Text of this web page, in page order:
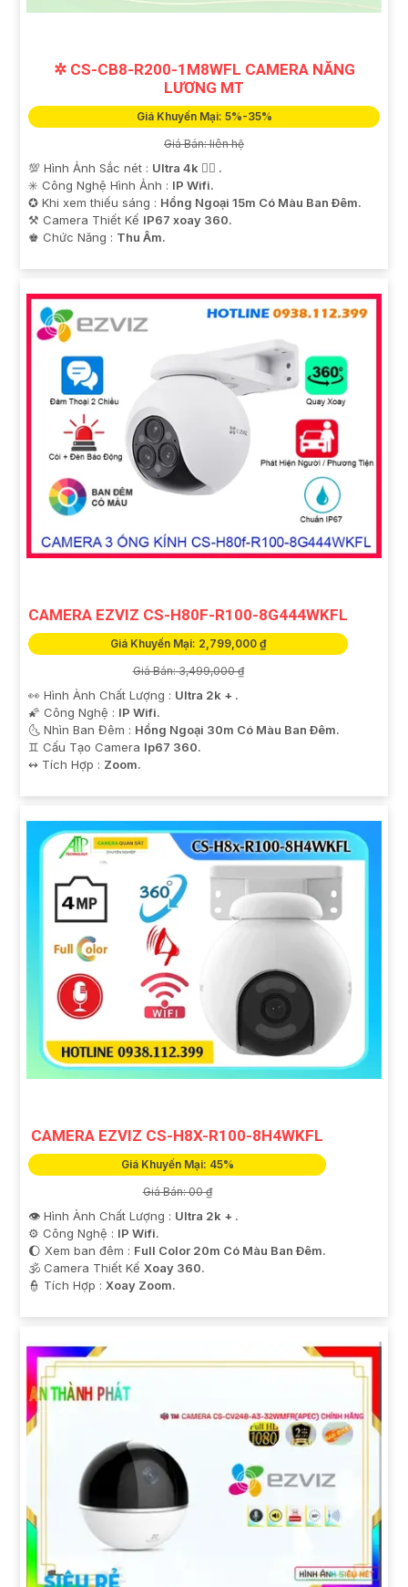
✲ CS-CB8-R200-1M8WFL CAMERA NĂNG
LƯƠNG MT
Giá Khuyến Mại: 5%-35%
Giá Bán: liên hệ
💯 Hình Ảnh Sắc nét : Ultra 4k 👍🏾 .
✳️ Công Nghệ Hình Ảnh : IP Wifi.
✪ Khi xem thiếu sáng : Hồng Ngoại 15m Có Màu Ban Ðêm.
⚒ Camera Thiết Kế IP67 xoay 360.
️♚ Chức Năng : Thu Âm.
CAMERA EZVIZ CS-H80F-R100-8G444WKFL
Giá Khuyến Mại: 2,799,000 ₫
Giá Bán: 3,499,000 ₫
👀 Hình Ành Chất Lượng : Ultra 2k + .
🌠 Công Nghệ : IP Wifi.
🌜 Nhìn Ban Đêm : Hồng Ngoại 30m Có Màu Ban Ðêm.
♊ Cấu Tạo Camera Ip67 360.
️↭ Tích Hợp : Zoom.
CAMERA EZVIZ CS-H8X-R100-8H4WKFL
Giá Khuyến Mại: 45%
Giá Bán: 00 ₫
👁 Hình Ành Chất Lượng : Ultra 2k + .
⚙ Công Nghệ : IP Wifi.
🌔 Xem ban đêm : Full Color 20m Có Màu Ban Ðêm.
🕉️ Camera Thiết Kế Xoay 360.
️👮 Tích Hợp : Xoay Zoom.